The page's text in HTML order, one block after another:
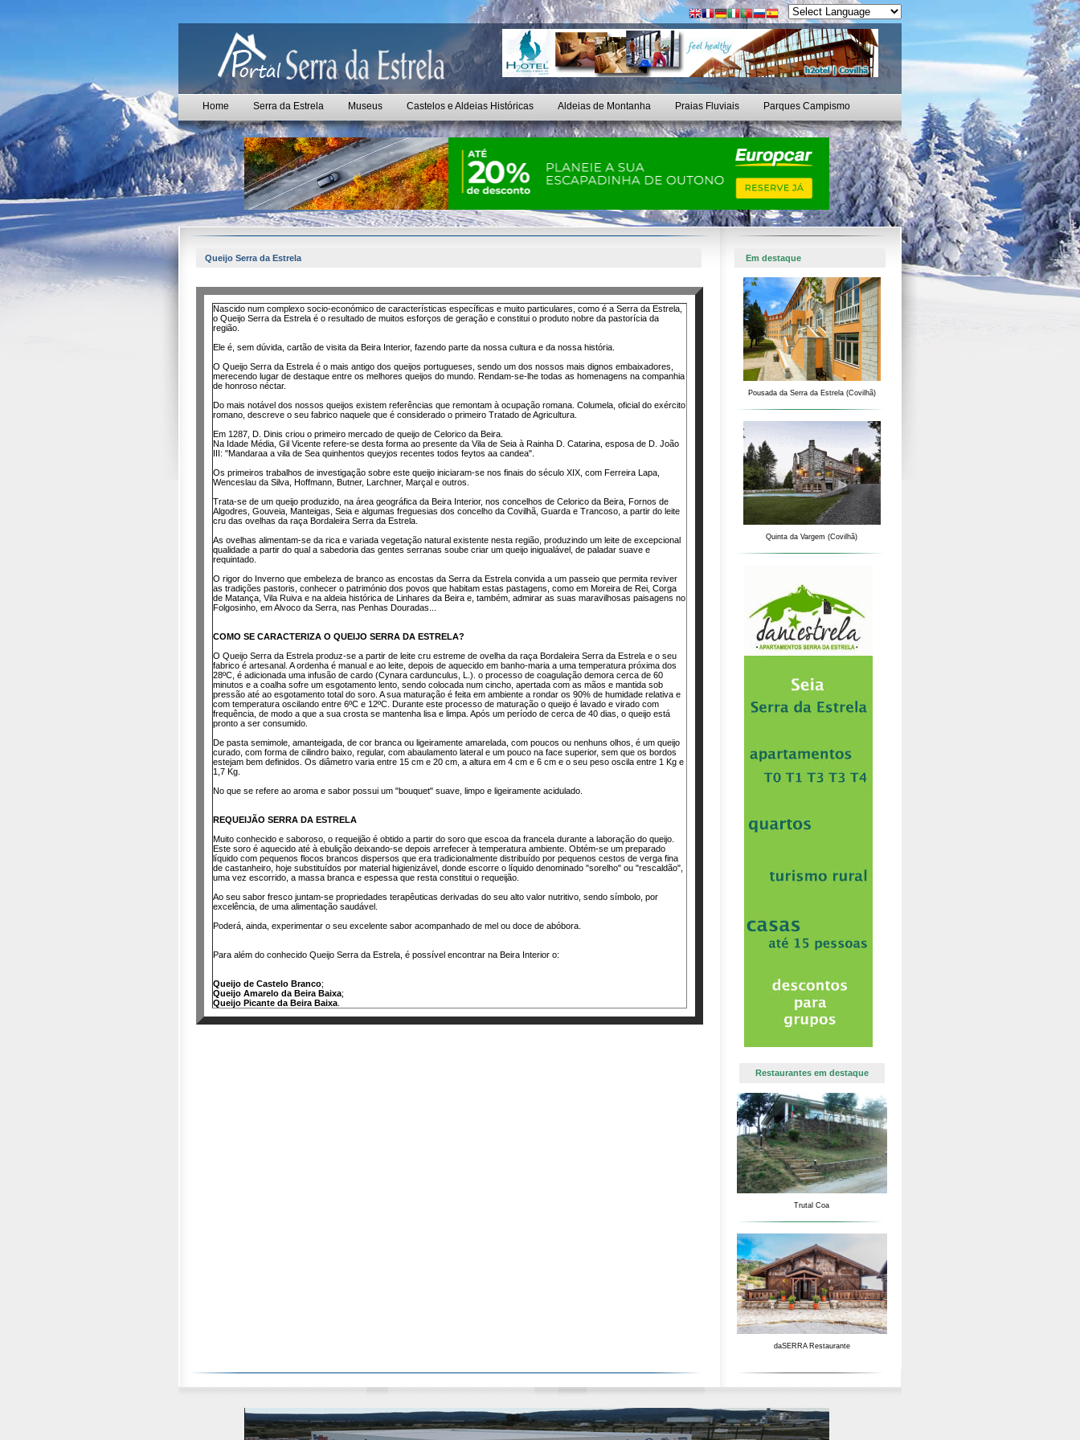
Home Serra da Estrela Museus Castelos e Aldeias Históricas Aldeias de Montanha Praias Fluviais Parques Campismo
Queijo Serra da Estrela Em destaque
Nascido num complexo socio-económico de características específicas e muito particulares, como é a Serra da Estrela,
o Queijo Serra da Estrela é o resultado de muitos esforços de geração e constitui o produto nobre da pastorícia da
região.
Ele é, sem dúvida, cartão de visita da Beira Interior, fazendo parte da nossa cultura e da nossa história.
O Queijo Serra da Estrela é o mais antigo dos queijos portugueses, sendo um dos nossos mais dignos embaixadores,
merecendo lugar de destaque entre os melhores queijos do mundo. Rendam-se-lhe todas as homenagens na companhia
de honroso néctar.
Do mais notável dos nossos queijos existem referências que remontam à ocupação romana. Columela, oficial do exército
romano, descreve o seu fabrico naquele que é considerado o primeiro Tratado de Agricultura.
Em 1287, D. Dinis criou o primeiro mercado de queijo de Celorico da Beira.
Na Idade Média, Gil Vicente refere-se desta forma ao presente da Vila de Seia à Rainha D. Catarina, esposa de D. João
III: "Mandaraa a vila de Sea quinhentos queyjos recentes todos feytos aa candea".
Os primeiros trabalhos de investigação sobre este queijo iniciaram-se nos finais do século XIX, com Ferreira Lapa,
Wenceslau da Silva, Hoffmann, Butner, Larchner, Marçal e outros.
Trata-se de um queijo produzido, na área geográfica da Beira Interior, nos concelhos de Celorico da Beira, Fornos de
Algodres, Gouveia, Manteigas, Seia e algumas freguesias dos concelho da Covilhã, Guarda e Trancoso, a partir do leite
cru das ovelhas da raça Bordaleira Serra da Estrela.
As ovelhas alimentam-se da rica e variada vegetação natural existente nesta região, produzindo um leite de excepcional
qualidade a partir do qual a sabedoria das gentes serranas soube criar um queijo inigualável, de paladar suave e
requintado.
O rigor do Inverno que embeleza de branco as encostas da Serra da Estrela convida a um passeio que permita reviver
as tradições pastoris, conhecer o património dos povos que habitam estas pastagens, como em Moreira de Rei, Corga
de Matança, Vila Ruiva e na aldeia histórica de Linhares da Beira e, também, admirar as suas maravilhosas paisagens no
Folgosinho, em Alvoco da Serra, nas Penhas Douradas...
COMO SE CARACTERIZA O QUEIJO SERRA DA ESTRELA?
O Queijo Serra da Estrela produz-se a partir de leite cru estreme de ovelha da raça Bordaleira Serra da Estrela e o seu
fabrico é artesanal. A ordenha é manual e ao leite, depois de aquecido em banho-maria a uma temperatura próxima dos
28ºC, é adicionada uma infusão de cardo (Cynara cardunculus, L.). o processo de coagulação demora cerca de 60
minutos e a coalha sofre um esgotamento lento, sendo colocada num cincho, apertada com as mãos e mantida sob
pressão até ao esgotamento total do soro. A sua maturação é feita em ambiente a rondar os 90% de humidade relativa e
com temperatura oscilando entre 6ºC e 12ºC. Durante este processo de maturação o queijo é lavado e virado com
frequência, de modo a que a sua crosta se mantenha lisa e limpa. Após um período de cerca de 40 dias, o queijo está
pronto a ser consumido.
De pasta semimole, amanteigada, de cor branca ou ligeiramente amarelada, com poucos ou nenhuns olhos, é um queijo
curado, com forma de cilindro baixo, regular, com abaulamento lateral e um pouco na face superior, sem que os bordos
estejam bem definidos. Os diâmetro varia entre 15 cm e 20 cm, a altura em 4 cm e 6 cm e o seu peso oscila entre 1 Kg e
1,7 Kg.
No que se refere ao aroma e sabor possui um "bouquet" suave, limpo e ligeiramente acidulado.
REQUEIJÃO SERRA DA ESTRELA
Muito conhecido e saboroso, o requeijão é obtido a partir do soro que escoa da francela durante a laboração do queijo.
Este soro é aquecido até à ebulição deixando-se depois arrefecer à temperatura ambiente. Obtém-se um preparado
líquido com pequenos flocos brancos dispersos que era tradicionalmente distribuído por pequenos cestos de verga fina
de castanheiro, hoje substituídos por material higienizável, donde escorre o líquido denominado "sorelho" ou "rescaldão",
uma vez escorrido, a massa branca e espessa que resta constitui o requeijão.
Ao seu sabor fresco juntam-se propriedades terapêuticas derivadas do seu alto valor nutritivo, sendo símbolo, por
excelência, de uma alimentação saudável.
Poderá, ainda, experimentar o seu excelente sabor acompanhado de mel ou doce de abóbora.
Para além do conhecido Queijo Serra da Estrela, é possível encontrar na Beira Interior o:
Queijo de Castelo Branco;
Queijo Amarelo da Beira Baixa;
Queijo Picante da Beira Baixa
Pousada da Serra da Estrela (Covilhã)
Quinta da Vargem (Covilhã)
Restaurantes em destaque
Trutal Coa
daSERRA Restaurante